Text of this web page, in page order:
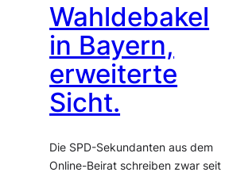
Wahldebakel
in Bayern,
erweiterte
Sicht.
Die SPD-Sekundanten aus dem
Online-Beirat schreiben zwar seit